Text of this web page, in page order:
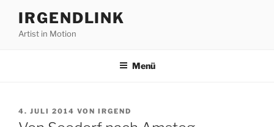
Inhalt
springen
IRGENDLINK
Artist in Motion
Menü
VERÖFFENTLICHT
AM
4. JULI 2014 VON IRGEND